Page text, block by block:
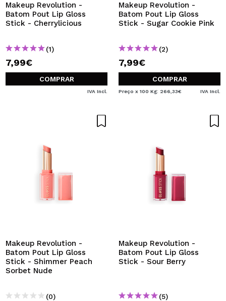
Makeup Revolution -
Batom Pout Lip Gloss
Stick - Cherrylicious
(1)
7,99€
COMPRAR
IVA Incl.
Makeup Revolution -
Batom Pout Lip Gloss
Stick - Sugar Cookie Pink
(2)
7,99€
COMPRAR
Preço x 100 Kg: 266,33€ IVA Incl.
Makeup Revolution -
Batom Pout Lip Gloss
Stick - Shimmer Peach
Sorbet Nude
(0)
Makeup Revolution -
Batom Pout Lip Gloss
Stick - Sour Berry
(5)